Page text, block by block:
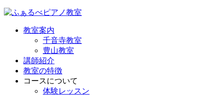
教室案内
千音寺教室
豊山教室
講師紹介
教室の特徴
コースについて
体験レッスン